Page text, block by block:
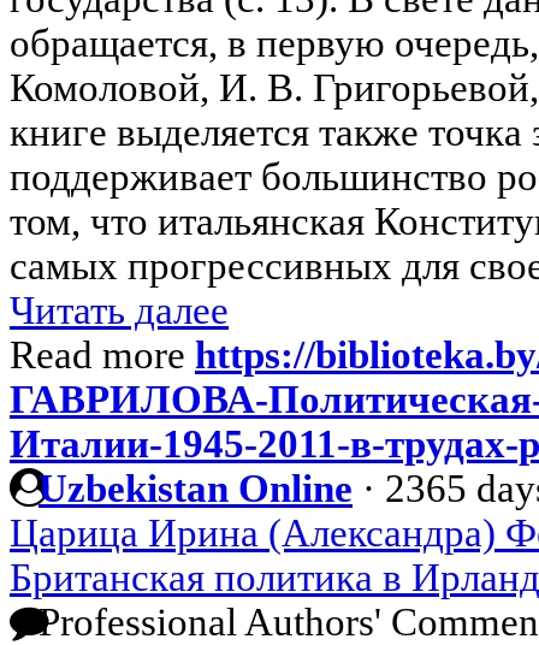
обращается, в первую
Комоловой, И. В.
книге выделяется также
поддерживает большинство
том, что итальянская
самых прогрессивных для
Читать далее
Read more https://
ГАВРИЛОВА-Политическая-
Италии-1945-2011-в-трудах-
Uzbekistan Online · 2365
Царица Ирина (Александра)
Британская политика в
Professional Authors'